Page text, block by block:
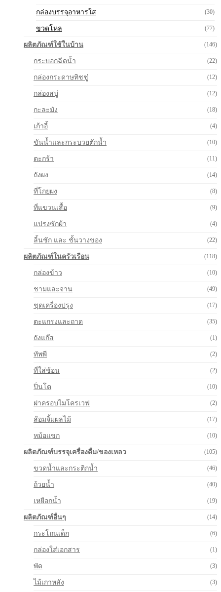
กล่องบรรจุอาหารใส (30)
ขวดโหล (77)
ผลิตภัณฑ์ใช้ในบ้าน (146)
กระบอกฉีดน้ำ (22)
กล่องกระดาษทิชชู่ (12)
กล่องสบู่ (12)
กะละมัง (18)
เก้าอี้ (4)
ขันน้ำและกระบวยตักน้ำ (10)
ตะกร้า (11)
ถังผง (14)
ที่โกยผง (8)
ที่แขวนเสื้อ (9)
แปรงซักผ้า (4)
ลิ้นชัก และ ชั้นวางของ (22)
ผลิตภัณฑ์ในครัวเรือน (118)
กล่องข้าว (10)
ชามและจาน (49)
ชุดเครื่องปรุง (17)
ตะแกรงและถาด (35)
ถังแก๊ส (1)
ทัพพี (2)
ที่ใส่ช้อน (2)
ปิ่นโต (10)
ฝาครอบไมโครเวฟ (2)
ส้อมจิ้มผลไม้ (17)
หม้อแขก (10)
ผลิตภัณฑ์บรรจุเครื่องดื่ม/ของเหลว (105)
ขวดน้ำและกระติกน้ำ (46)
ถ้วยน้ำ (40)
เหยือกน้ำ (19)
ผลิตภัณฑ์อื่นๆ (14)
กระโถนเด็ก (6)
กล่องใส่เอกสาร (1)
พัด (3)
ไม้เกาหลัง (3)